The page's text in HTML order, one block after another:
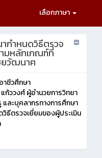
เลือกภาษา
กำหนดวิธีตรวจ
มหลักเกณฑ์ที่
ยวัฒนาฅ
ชีวศึกษา
ววงศ์ ผู้อำนวยการวิทยา
ละบุคลากรทางการศึกษา
ธีตรวจเยี่ยมของผู้ประเมิน